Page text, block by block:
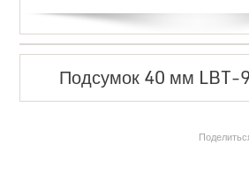
Подсумок 40 мм LBT-